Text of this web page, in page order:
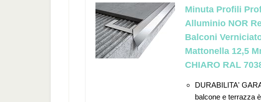
Minuta Profili
Alluminio NOR
Balconi
Mattonella 12,5
CHIARO RAL
DURABILITA'
balcone e terrazza